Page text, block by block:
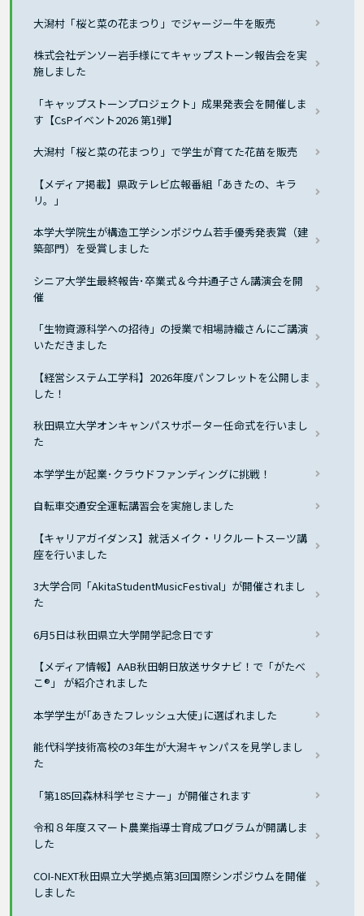
大潟村「桜と菜の花まつり」でジャージー牛を販売
株式会社デンソー岩手様にてキャップストーン報告会を実
施しました
「キャップストーンプロジェクト」成果発表会を開催しま
す【CsPイベント2026 第1弾】
大潟村「桜と菜の花まつり」で学生が育てた花苗を販売
【メディア掲載】県政テレビ広報番組「あきたの、キラ
リ。」
本学大学院生が構造工学シンポジウム若手優秀発表賞（建
築部門）を受賞しました
シニア大学生最終報告･卒業式＆今井通子さん講演会を開
催
「生物資源科学への招待」の授業で相場詩織さんにご講演
いただきました
【経営システム工学科】2026年度パンフレットを公開しま
した！
秋田県立大学オンキャンパスサポーター任命式を行いまし
た
本学学生が起業･クラウドファンディングに挑戦！
自転車交通安全運転講習会を実施しました
【キャリアガイダンス】就活メイク・リクルートスーツ講
座を行いました
3大学合同「AkitaStudentMusicFestival」が開催されまし
た
6月5日は秋田県立大学開学記念日です
【メディア情報】AAB秋田朝日放送サタナビ！で「がたべ
こ®」 が紹介されました
本学学生が｢あきたフレッシュ大使｣に選ばれました
能代科学技術高校の3年生が大潟キャンパスを見学しまし
た
「第185回森林科学セミナー」が開催されます
令和８年度スマート農業指導士育成プログラムが開講しま
した
COI-NEXT秋田県立大学拠点第3回国際シンポジウムを開催
しました